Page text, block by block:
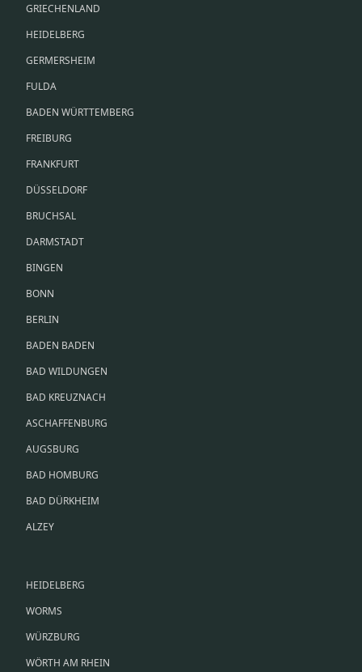
GRIECHENLAND
HEIDELBERG
GERMERSHEIM
FULDA
BADEN WÜRTTEMBERG
FREIBURG
FRANKFURT
DÜSSELDORF
BRUCHSAL
DARMSTADT
BINGEN
BONN
BERLIN
BADEN BADEN
BAD WILDUNGEN
BAD KREUZNACH
ASCHAFFENBURG
AUGSBURG
BAD HOMBURG
BAD DÜRKHEIM
ALZEY
HEIDELBERG
WORMS
WÜRZBURG
WÖRTH AM RHEIN